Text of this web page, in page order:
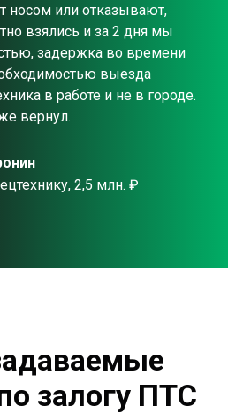
носом или отказывают,
взялись и за 2 дня мы
задержка во времени
выезда
в работе и не в городе.
вернул.
2,5 млн. ₽
залогу ПТС